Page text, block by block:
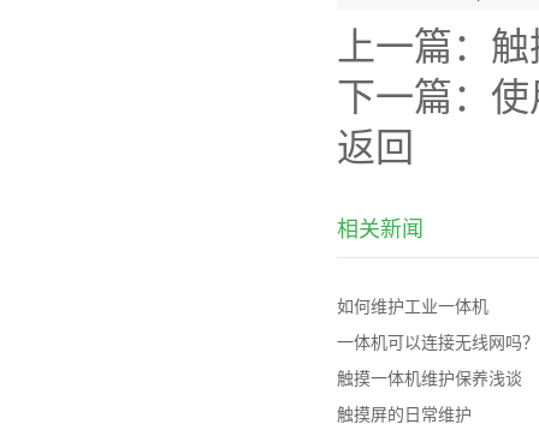
上一篇： 触
下一篇： 使
返回
相关新闻
如何维护工业一体机
一体机可以连接无线网吗？
触摸一体机维护保养浅谈
触摸屏的日常维护